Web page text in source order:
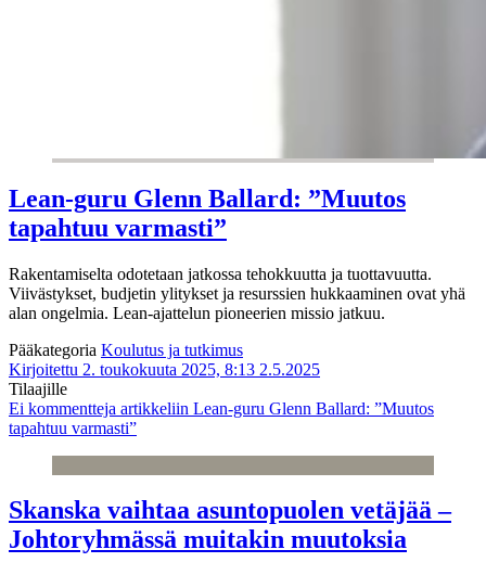
Lean-guru Glenn Ballard: ”Muutos
tapahtuu varmasti”
Rakentamiselta odotetaan jatkossa tehokkuutta ja tuottavuutta.
Viivästykset, budjetin ylitykset ja resurssien hukkaaminen ovat yhä
alan ongelmia. Lean-ajattelun pioneerien missio jatkuu.
Pääkategoria Koulutus ja tutkimus
Kirjoitettu 2. toukokuuta 2025, 8:13 2.5.2025
Tilaajille
Ei kommentteja artikkeliin Lean-guru Glenn Ballard: ”Muutos
tapahtuu varmasti”
Skanska vaihtaa asuntopuolen vetäjää –
Johtoryhmässä muitakin muutoksia